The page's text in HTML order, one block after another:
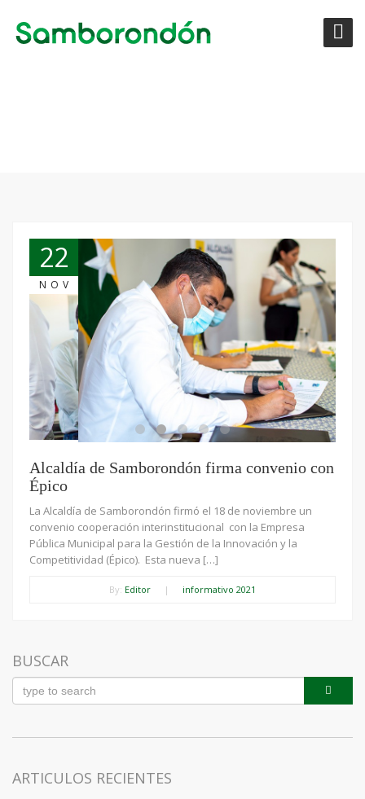
22
NOV
Alcaldía de Samborondón firma convenio con
Épico
La Alcaldía de Samborondón firmó el 18 de noviembre un
convenio cooperación interinstitucional con la Empresa
Pública Municipal para la Gestión de la Innovación y la
Competitividad (Épico). Esta nueva […]
By: Editor | informativo 2021
BUSCAR
ARTICULOS RECIENTES